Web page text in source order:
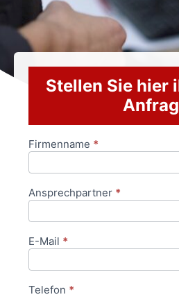
Stellen Sie hier
Anfrageformular
Firmenname *
Ansprechpartner *
E-Mail *
Telefon *